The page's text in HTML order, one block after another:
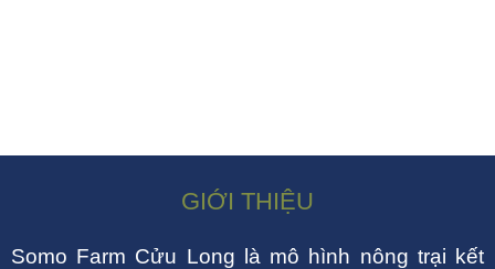
GIỚI THIỆU
Somo Farm Cửu Long là mô hình nông trại kết